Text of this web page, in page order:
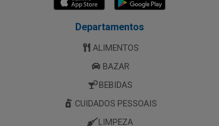
Departamentos
ALIMENTOS
BAZAR
BEBIDAS
CUIDADOS PESSOAIS
LIMPEZA